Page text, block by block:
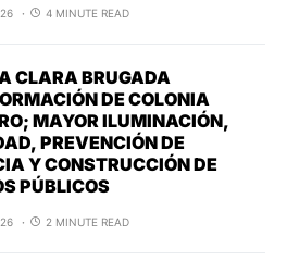
4 MINUTE READ
CLARA BRUGADA
DE COLONIA
MAYOR ILUMINACIÓN,
PREVENCIÓN DE
Y CONSTRUCCIÓN DE
PÚBLICOS
2 MINUTE READ